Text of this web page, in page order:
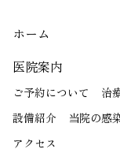
ホーム
医院案内
ご予約について 治
設備紹介
当院の感
アクセス